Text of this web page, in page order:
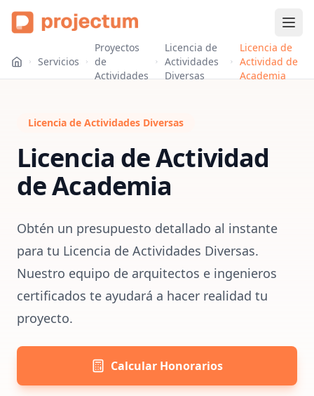
Servicios
Proyectos
de
Actividades
Licencia de
Actividades
Diversas
Licencia de
Actividad de
Academia
Licencia de Actividades Diversas
Licencia de Actividad
de Academia
Obtén un presupuesto detallado al instante
para tu Licencia de Actividades Diversas.
Nuestro equipo de arquitectos e ingenieros
certificados te ayudará a hacer realidad tu
proyecto.
Calcular Honorarios